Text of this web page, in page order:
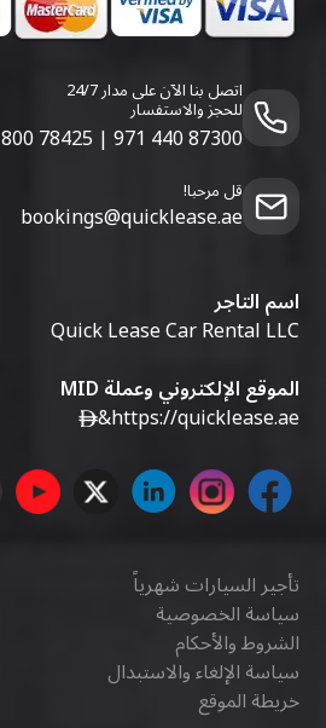
اتصل بنا الآن على مدار 24/7
للحجز والاستفسار
800 78425 | 971 440 87300
قل مرحبا!
bookings@quicklease.ae
اسم التاجر
Quick Lease Car Rental LLC
الموقع الإلكتروني وعملة MID
https://quicklease.ae
&
تأجير السيارات شهرياً
سياسة الخصوصية
الشروط والأحكام
سياسة الإلغاء والاستبدال
خريطة الموقع